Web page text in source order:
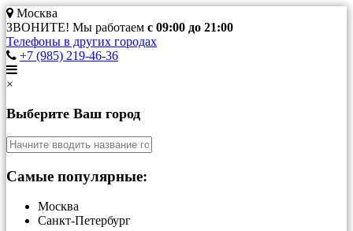
Москва
ЗВОНИТЕ! Мы работаем с 09:00 до 21:00
Телефоны в других городах
+7 (985) 219-46-36
×
Выберите Ваш город
Самые популярные:
Москва
Санкт-Петербург